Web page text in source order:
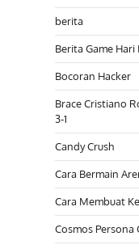
berita
Berita Game Hari
Bocoran Hacker
Brace Cristiano
3-1
Candy Crush
Cara Bermain
Cara Membuat
Cosmos Persona